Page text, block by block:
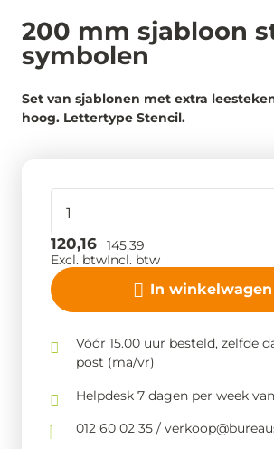
200 mm sjabloon
symbolen
Set van sjablonen met extra
hoog. Lettertype Stencil.
In winkelwagen
120,16
Excl. btw
145,39
Incl. btw
Vóór 15.00 uur besteld, zelfde
post (ma/vr)
Helpdesk 7 dagen per week
012 60 02 35 /